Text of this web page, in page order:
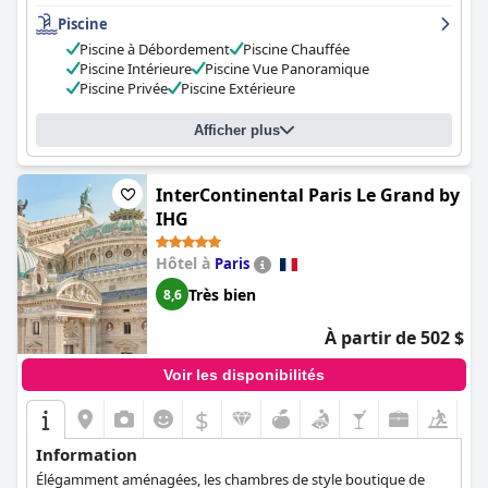
de détente, une escapade romantique ou des vacances
amusantes en famille.
Piscine
Piscine à Débordement
Piscine Chauffée
Piscine Intérieure
Piscine Vue Panoramique
Piscine Privée
Piscine Extérieure
Afficher plus
InterContinental Paris Le Grand by
IHG
Hôtel à Paris
8,6 Très bien
À partir de 502 $
Voir les disponibilités
$
Information
Élégamment aménagées, les chambres de style boutique de